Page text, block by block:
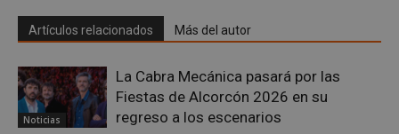
Artículos relacionados Más del autor
Noticias
La Cabra Mecánica pasará por las
Fiestas de Alcorcón 2026 en su
regreso a los escenarios